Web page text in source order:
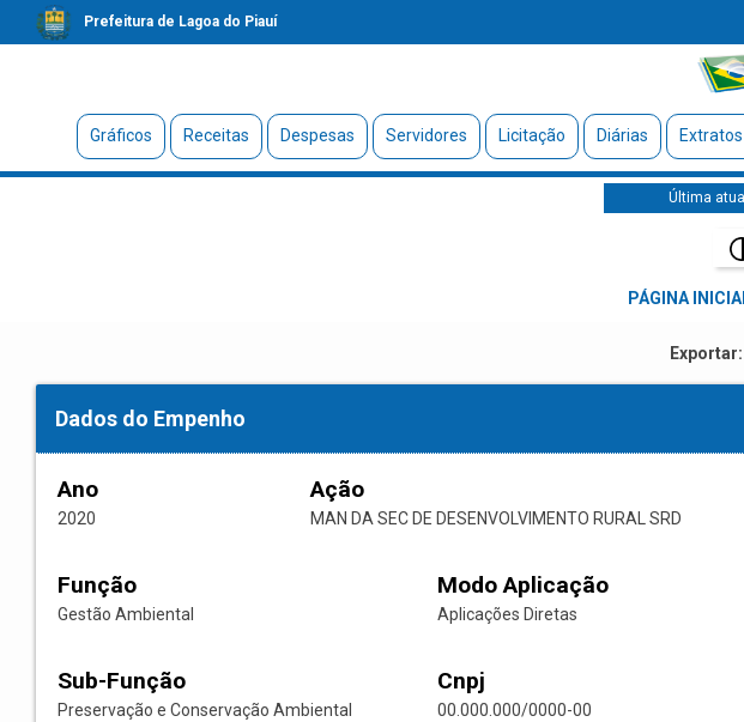
Prefeitura de Lagoa do Piauí
Gráficos Receitas Despesas Servidores Licitação Diárias Extratos
Última
PÁGINA
Exportar:
Dados do Empenho
Ano
2020
Ação
MAN DA SEC DE DESENVOLVIMENTO RURAL SRD
Função
Gestão Ambiental
Modo Aplicação
Aplicações Diretas
Sub-Função
Preservação e Conservação Ambiental
Cnpj
00.000.000/0000-00